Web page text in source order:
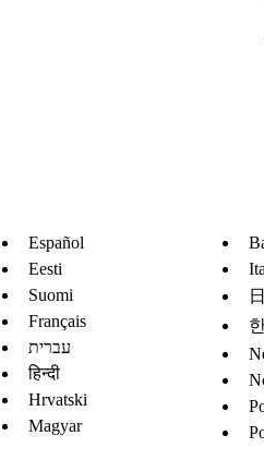
Español
Eesti
Suomi
Français
עברית
हिन्दी
Hrvatski
Magyar